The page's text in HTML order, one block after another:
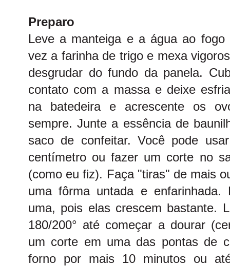
Preparo
Leve a manteiga e a água ao
vez a farinha de trigo e mexa
desgrudar do fundo da panela.
contato com a massa e deixe
na batedeira e acrescente os
sempre. Junte a essência de
saco de confeitar. Você pode
centímetro ou fazer um corte no
(como eu fiz). Faça "tiras" de mais
uma fôrma untada e enfarinhada.
uma, pois elas crescem bastante.
180/200° até começar a dourar
um corte em uma das pontas de
forno por mais 10 minutos ou